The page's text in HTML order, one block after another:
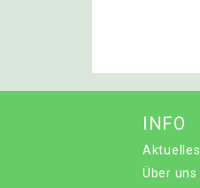
INFO
Aktuelles
Über uns